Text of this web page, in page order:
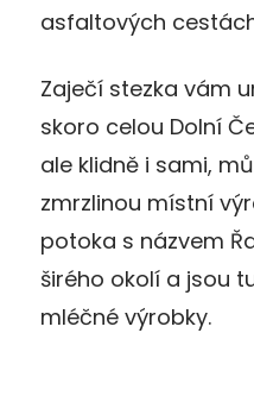
asfaltových
Zaječí stezka vám
skoro celou Dolní
ale klidně i sami,
zmrzlinou místní
potoka s názvem
širého okolí a jsou
mléčné výrobky.